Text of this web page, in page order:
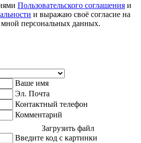
Пользовательского соглашения и
и выражаю своё согласие на
персональных данных.
Ваше имя
Эл. Почта
Контактный телефон
Комментарий
Загрузить файл
Введите код с картинки